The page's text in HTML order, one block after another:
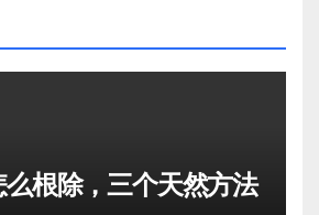
根除，三个天然方法